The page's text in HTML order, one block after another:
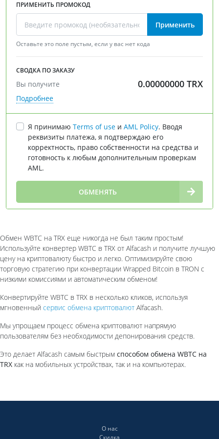
ПРИМЕНИТЬ ПРОМОКОД
Применить
Оставьте это поле пустым, если у вас нет кода
СВОДКА ПО ЗАКАЗУ
Вы получите 0.00000000 TRX
Подробнее
Я принимаю Terms of use и AML Policy. Вводя
реквизиты платежа, я подтверждаю его
корректность, право собственности на средства и
готовность к любым дополнительным проверкам
AML.
ОБМЕНЯТЬ
Обмен WBTC на TRX еще никогда не был таким простым!
Используйте конвертер WBTC в TRX от Alfaсash и получите лучшую
цену на криптовалюту быстро и легко. Оптимизируйте свою
торговую стратегию при конвертации Wrapped Bitcoin в TRON с
низкими комиссиями и автоматическим обменом!
Конвертируйте WBTC в TRX в несколько кликов, используя
мгновенный сервис обмена криптовалют Alfacash.
Мы упрощаем процесс обмена криптовалют напрямую
пользователям без необходимости депонирования средств.
Это делает Alfacash самым быстрым способом обмена WBTC на
TRX как на мобильных устройствах, так и на компьютерах.
О нас
Скидка